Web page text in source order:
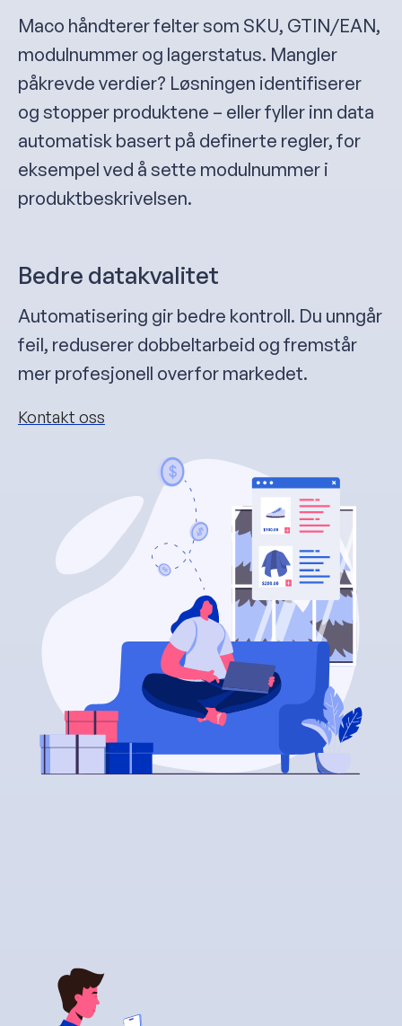
Maco håndterer felter som SKU, GTIN/EAN,
modulnummer og lagerstatus. Mangler
påkrevde verdier? Løsningen identifiserer
og stopper produktene – eller fyller inn data
automatisk basert på definerte regler, for
eksempel ved å sette modulnummer i
produktbeskrivelsen.
Bedre datakvalitet
Automatisering gir bedre kontroll. Du unngår
feil, reduserer dobbeltarbeid og fremstår
mer profesjonell overfor markedet.
Kontakt oss